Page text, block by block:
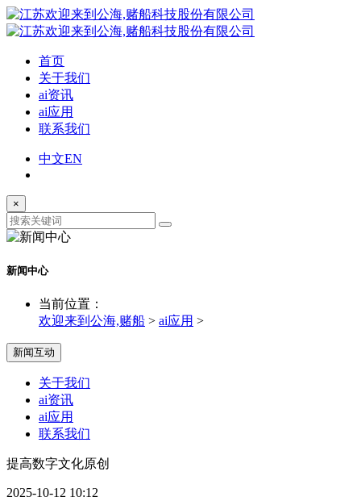
首页
关于我们
ai资讯
ai应用
联系我们
中文EN
×
新闻中心
当前位置：
欢迎来到公海,赌船 > ai应用 >
新闻互动
关于我们
ai资讯
ai应用
联系我们
提高数字文化原创
2025-10-12 10:12